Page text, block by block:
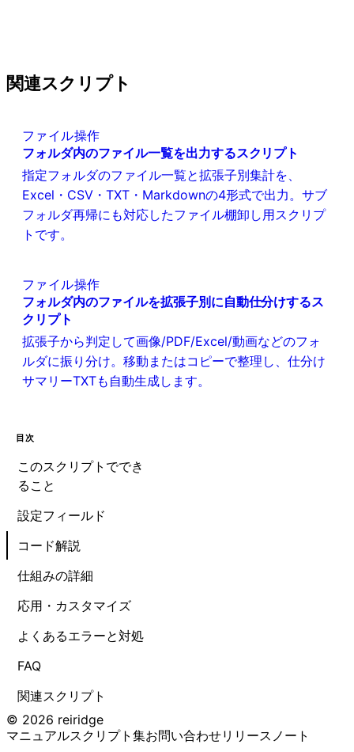
関連スクリプト
ファイル操作
フォルダ内のファイル一覧を出力するスクリプト
指定フォルダのファイル一覧と拡張子別集計を、
Excel・CSV・TXT・Markdownの4形式で出力。サブ
フォルダ再帰にも対応したファイル棚卸し用スクリプ
トです。
ファイル操作
フォルダ内のファイルを拡張子別に自動仕分けするス
クリプト
拡張子から判定して画像/PDF/Excel/動画などのフォ
ルダに振り分け。移動またはコピーで整理し、仕分け
サマリーTXTも自動生成します。
目次
このスクリプトででき
ること
設定フィールド
コード解説
仕組みの詳細
応用・カスタマイズ
よくあるエラーと対処
FAQ
関連スクリプト
© 2026 reiridge
マニュアルスクリプト集お問い合わせリリースノート